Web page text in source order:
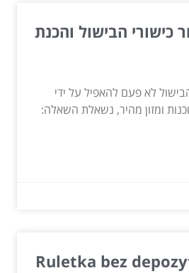
כישורי הבישול והכנת
לא פעם להאפיל על ידי
ומזון מהיר, נשאלת השאלה:
Ruletka bez